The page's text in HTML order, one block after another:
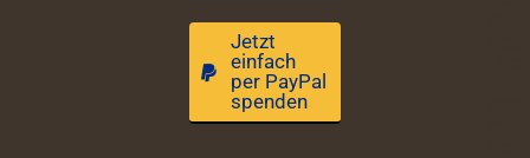
Jetzt
einfach
per PayPal
spenden